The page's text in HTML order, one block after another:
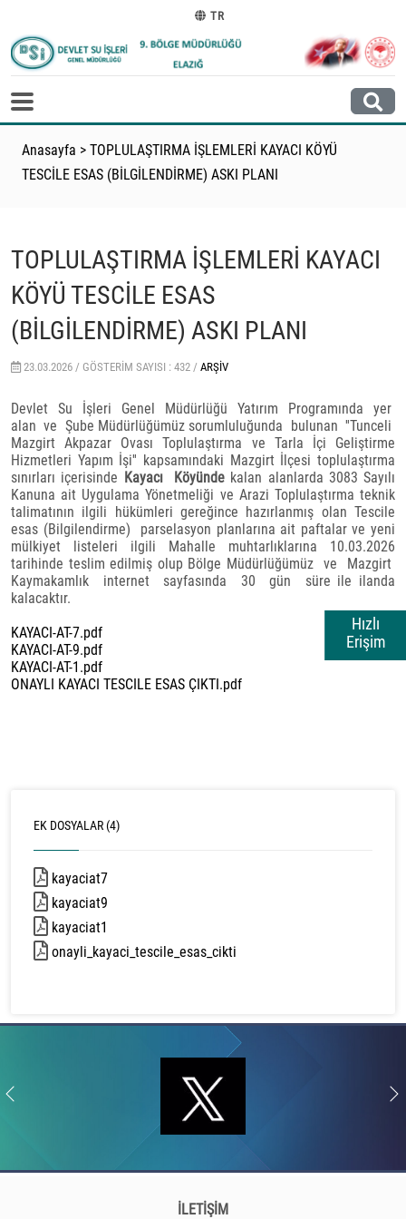
Hızlı
Erişim
TR
Anasayfa > TOPLULAŞTIRMA İŞLEMLERİ KAYACI KÖYÜ
TESCİLE ESAS (BİLGİLENDİRME) ASKI PLANI
TOPLULAŞTIRMA İŞLEMLERİ KAYACI
KÖYÜ TESCİLE ESAS
(BİLGİLENDİRME) ASKI PLANI
23.03.2026 / GÖSTERIM SAYISI : 432 / ARŞIV
Devlet Su İşleri Genel Müdürlüğü Yatırım Programında yer
alan ve Şube Müdürlüğümüz sorumluluğunda bulunan ''Tunceli
Mazgirt Akpazar Ovası Toplulaştırma ve Tarla İçi Geliştirme
Hizmetleri Yapım İşi'' kapsamındaki Mazgirt İlçesi toplulaştırma
sınırları içerisinde Kayacı Köyünde kalan alanlarda 3083 Sayılı
Kanuna ait Uygulama Yönetmeliği ve Arazi Toplulaştırma teknik
talimatının ilgili hükümleri gereğince hazırlanmış olan Tescile
esas (Bilgilendirme) parselasyon planlarına ait paftalar ve yeni
mülkiyet listeleri ilgili Mahalle muhtarlıklarına 10.03.2026
tarihinde teslim edilmiş olup Bölge Müdürlüğümüz ve Mazgirt
Kaymakamlık internet sayfasında 30 gün süre ile ilanda
kalacaktır.
KAYACI-AT-7.pdf
KAYACI-AT-9.pdf
KAYACI-AT-1.pdf
ONAYLI KAYACI TESCILE ESAS ÇIKTI.pdf
EK DOSYALAR (4)
kayaciat7
kayaciat9
kayaciat1
onayli_kayaci_tescile_esas_cikti
İLETİŞİM